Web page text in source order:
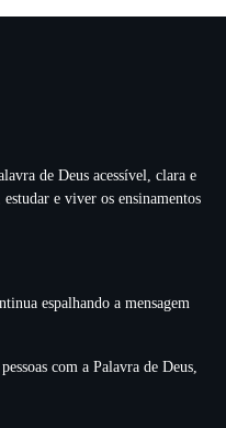
de Deus acessível, clara e
e viver os ensinamentos
espalhando a mensagem
com a Palavra de Deus,